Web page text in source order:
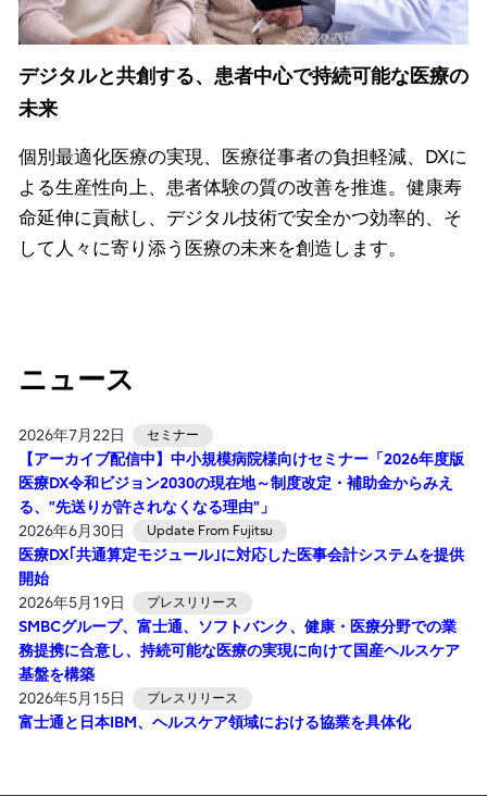
デジタルと共創する、患者中心で持続可能な医療の
未来
個別最適化医療の実現、医療従事者の負担軽減、DXに
よる生産性向上、患者体験の質の改善を推進。健康寿
命延伸に貢献し、デジタル技術で安全かつ効率的、そ
して人々に寄り添う医療の未来を創造します。
ニュース
2026年7月22日 セミナー
【アーカイブ配信中】中小規模病院様向けセミナー「2026年度版
医療DX令和ビジョン2030の現在地～制度改定・補助金からみえ
る、”先送りが許されなくなる理由”」
2026年6月30日
Update From Fujitsu
医療DX｢共通算定モジュール｣に対応した医事会計システムを提供
開始
2026年5月19日
プレスリリース
SMBCグループ、富士通、ソフトバンク、健康・医療分野での業
務提携に合意し、持続可能な医療の実現に向けて国産ヘルスケア
基盤を構築
2026年5月15日
プレスリリース
富士通と日本IBM、ヘルスケア領域における協業を具体化